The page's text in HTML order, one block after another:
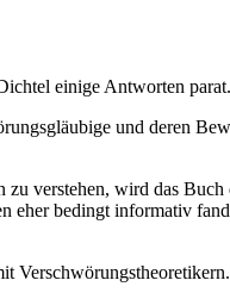
einige Antworten parat.
und deren
verstehen, wird das
eher bedingt informativ